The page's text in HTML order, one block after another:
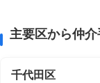
主要区から仲
千代田区